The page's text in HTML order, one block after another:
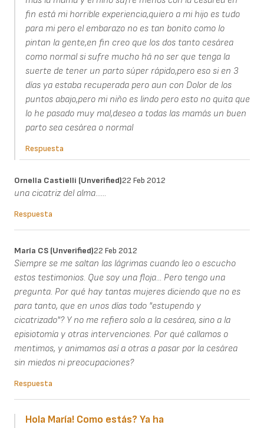
fin está mi horrible experiencia,quiero a mi hijo es tudo
para mi pero el embarazo no es tan bonito como lo
pintan la gente,en fin creo que los dos tanto cesárea
como normal si sufre mucho há no ser que tenga la
suerte de tener un parto súper rápido,pero eso si en 3
días ya estaba recuperada pero aun con Dolor de los
puntos abajo,pero mi niño es lindo pero esto no quita que
lo he pasado muy mal,deseo a todas las mamás un buen
parto sea cesárea o normal
Respuesta
Ornella Castielli (unverified)22 Feb 2012
una cicatriz del alma......
Respuesta
María CS (unverified)22 Feb 2012
Siempre se me saltan las lágrimas cuando leo o escucho
estos testimonios. Que soy una floja... Pero tengo una
pregunta. Por qué hay tantas mujeres diciendo que no es
para tanto, que en unos días todo "estupendo y
cicatrizado"? Y no me refiero solo a la cesárea, sino a la
episiotomía y otras intervenciones. Por qué callamos o
mentimos, y animamos así a otras a pasar por la cesárea
sin miedos ni preocupaciones?
Respuesta
Hola María! Como estás? Ya ha